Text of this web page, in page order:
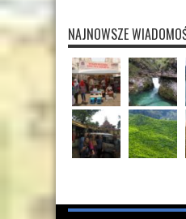
NAJNOWSZE